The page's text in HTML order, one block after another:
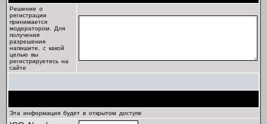
Решение о
регистрации
принимается
модератором. Для
получения
разрешения
напишите, с какой
целью вы
регистрируетесь на
сайте
Эта информация будет в открытом доступе